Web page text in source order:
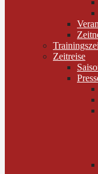
Zeitreise